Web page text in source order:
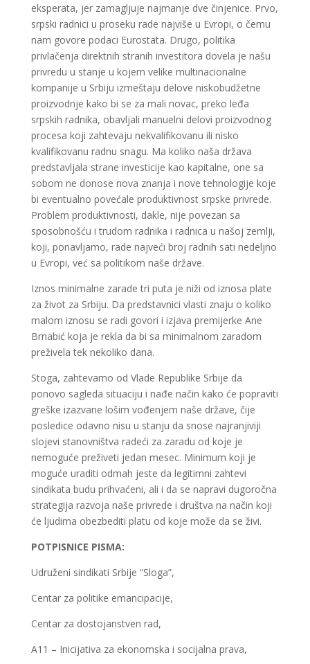
eksperata, jer zamagljuje najmanje dve činjenice. Prvo,
srpski radnici u proseku rade najviše u Evropi, o čemu
nam govore podaci Eurostata. Drugo, politika
privlačenja direktnih stranih investitora dovela je našu
privredu u stanje u kojem velike multinacionalne
kompanije u Srbiju izmeštaju delove niskobudžetne
proizvodnje kako bi se za mali novac, preko leđa
srpskih radnika, obavljali manuelni delovi proizvodnog
procesa koji zahtevaju nekvalifikovanu ili nisko
kvalifikovanu radnu snagu. Ma koliko naša država
predstavljala strane investicije kao kapitalne, one sa
sobom ne donose nova znanja i nove tehnologije koje
bi eventualno povećale produktivnost srpske privrede.
Problem produktivnosti, dakle, nije povezan sa
sposobnošću i trudom radnika i radnica u našoj zemlji,
koji, ponavljamo, rade najveći broj radnih sati nedeljno
u Evropi, već sa politikom naše države.
Iznos minimalne zarade tri puta je niži od iznosa plate
za život za Srbiju. Da predstavnici vlasti znaju o koliko
malom iznosu se radi govori i izjava premijerke Ane
Brnabić koja je rekla da bi sa minimalnom zaradom
preživela tek nekoliko dana.
Stoga, zahtevamo od Vlade Republike Srbije da
ponovo sagleda situaciju i nađe način kako će popraviti
greške izazvane lošim vođenjem naše države, čije
posledice odavno nisu u stanju da snose najranjiviji
slojevi stanovništva radeći za zaradu od koje je
nemoguće preživeti jedan mesec. Minimum koji je
moguće uraditi odmah jeste da legitimni zahtevi
sindikata budu prihvaćeni, ali i da se napravi dugoročna
strategija razvoja naše privrede i društva na način koji
će ljudima obezbediti platu od koje može da se živi.
POTPISNICE PISMA:
Udruženi sindikati Srbije “Sloga”,
Centar za politike emancipacije,
Centar za dostojanstven rad,
A11 – Inicijativa za ekonomska i socijalna prava,